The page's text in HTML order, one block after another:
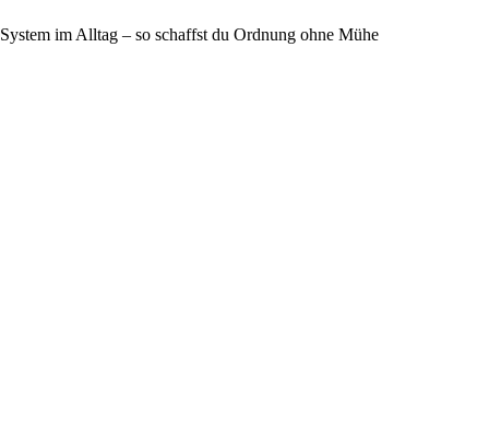
System im Alltag – so schaffst du Ordnung ohne Mühe